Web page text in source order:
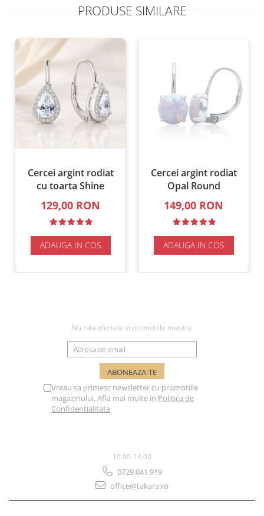
PRODUSE SIMILARE
Cercei argint rodiat
cu toarta Shine
129,00 RON
ADAUGA IN COS
Cercei argint rodiat
Opal Round
149,00 RON
ADAUGA IN COS
Nu rata ofertele si promotiile noastre
Vreau sa primesc newsletter cu promotiile
magazinului. Afla mai multe in Politica de
Confidentialitate
10.00-14.00
0729.041.919
office@takara.ro